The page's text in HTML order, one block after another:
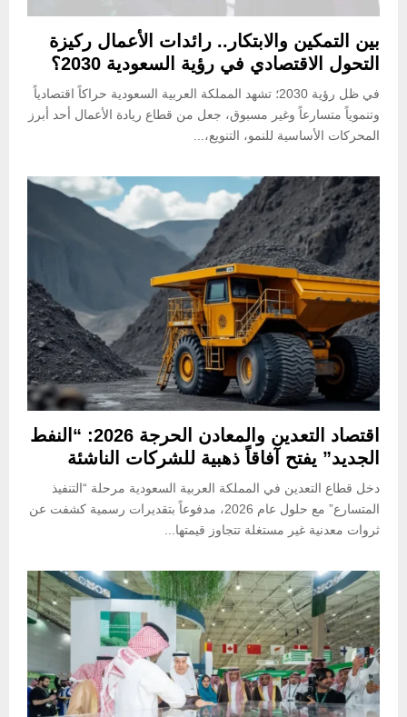
بين التمكين والابتكار.. رائدات الأعمال ركيزة
التحول الاقتصادي في رؤية السعودية 2030؟
في ظل رؤية 2030؛ تشهد المملكة العربية السعودية حراكاً اقتصادياً
وتنموياً متسارعاً وغير مسبوق، جعل من قطاع ريادة الأعمال أحد أبرز
المحركات الأساسية للنمو، التنويع،...
اقتصاد التعدين والمعادن الحرجة 2026: “النفط
الجديد” يفتح آفاقاً ذهبية للشركات الناشئة
دخل قطاع التعدين في المملكة العربية السعودية مرحلة “التنفيذ
المتسارع” مع حلول عام 2026، مدفوعاً بتقديرات رسمية كشفت عن
ثروات معدنية غير مستغلة تتجاوز قيمتها...